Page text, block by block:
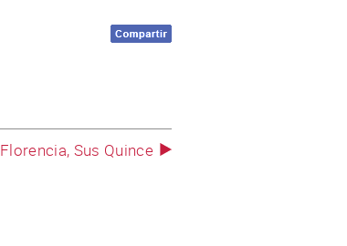
Florencia, Sus Quince